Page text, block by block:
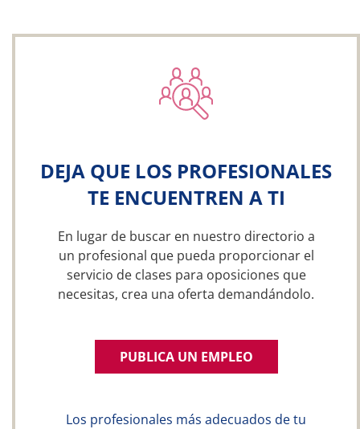
DEJA QUE LOS PROFESIONALES
TE ENCUENTREN A TI
En lugar de buscar en nuestro directorio a
un profesional que pueda proporcionar el
servicio de clases para oposiciones que
necesitas, crea una oferta demandándolo.
PUBLICA UN EMPLEO
Los profesionales más adecuados de tu